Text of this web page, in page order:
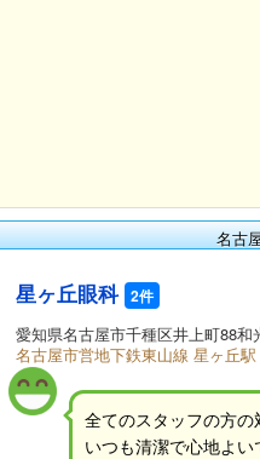
名古
星ヶ丘眼科 2件
愛知県名古屋市千種区井上町88和
名古屋市営地下鉄東山線 星ヶ丘
全てのスタッフの方
いつも清潔で心地よ